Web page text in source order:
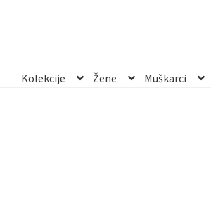
Kolekcije Žene Muškarci